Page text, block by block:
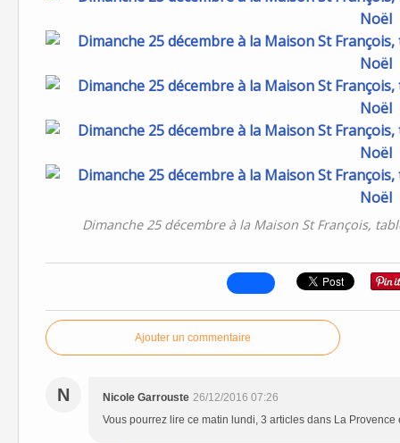
Dimanche 25 décembre à la Maison St François,
Ajouter un commentaire
N Nicole Garrouste 26/12/2016 07:26
Vous pourrez lire ce matin lundi, 3 articles dans La